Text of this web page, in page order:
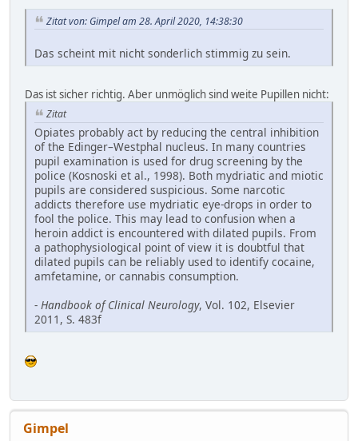
Zitat von: Gimpel am 28. April 2020, 14:38:30
Das scheint mit nicht sonderlich stimmig zu sein.
Das ist sicher richtig. Aber unmöglich sind weite Pupillen nicht:
Zitat
Opiates probably act by reducing the central inhibition
of the Edinger–Westphal nucleus. In many countries
pupil examination is used for drug screening by the
police (Kosnoski et al., 1998). Both mydriatic and miotic
pupils are considered suspicious. Some narcotic
addicts therefore use mydriatic eye-drops in order to
fool the police. This may lead to confusion when a
heroin addict is encountered with dilated pupils. From
a pathophysiological point of view it is doubtful that
dilated pupils can be reliably used to identify cocaine,
amfetamine, or cannabis consumption.
- Handbook of Clinical Neurology, Vol. 102, Elsevier
2011, S. 483f
Gimpel